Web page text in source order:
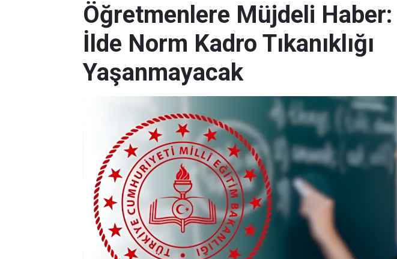
Öğretmenlere Müjdeli
İlde Norm Kadro Tıkanıklığı
Yaşanmayacak